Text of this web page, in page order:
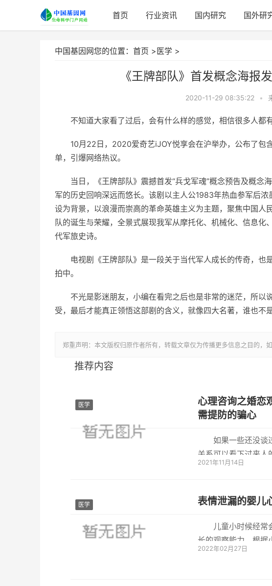
首页 行业资讯 国内研究 国外研
中国基因网您的位置： 首页 > 医学 >
《王牌部队》首发概念海报
2020-11-29 08:35:22 •
不知道大家看了过后，会有什么样的感觉，相信很多人都
10月22日，2020爱奇艺iJOY悦享会在沪举办，公布了包
单，引爆网络热议。
当日，《王牌部队》震撼首发“兵戈军魂”概念预告及概
军的历史回响深远而悠长。该剧以主人公1983年热血参军后
设为背景，以浪漫而崇高的革命英雄主义为主题，聚焦中国人
队的诞生与荣耀，全景式展现我军从摩托化、机械化、信息化
代军旅史诗。
电视剧《王牌部队》是一段关于当代军人成长的传奇，
拍中。
不光是影迷朋友，小编在看完之后也是非常的迷茫，所
受，最后才能真正领悟这部剧的含义，就像四大名著，谁也不
郑重声明：本文版权归原作者所有，转载文章仅为传播更多信息之目的，
推荐内容
医学
心理咨询之婚
需提防的骗心
如果一些还没谈
关系可以看下过来人
些弯路。在...
2021年11月14日
医学 表情泄漏的婴儿
儿童小时候经常
长的观察能力。根据
模式和方法...
2022年02月27日